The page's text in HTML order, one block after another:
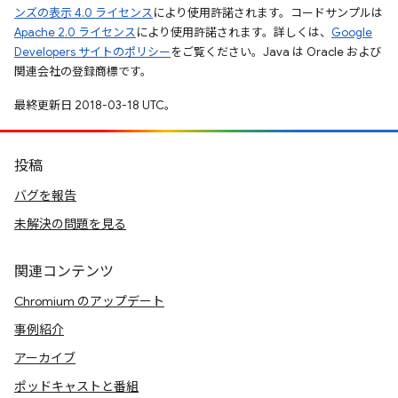
ンズの表示 4.0 ライセンスにより使用許諾されます。コードサンプルは
Apache 2.0 ライセンスにより使用許諾されます。詳しくは、 Google
Developers サイトのポリシーをご覧ください。Java は Oracle および
関連会社の登録商標です。
最終更新日 2018-03-18 UTC。
投稿
バグを報告
未解決の問題を見る
関連コンテンツ
Chromium のアップデート
事例紹介
アーカイブ
ポッドキャストと番組